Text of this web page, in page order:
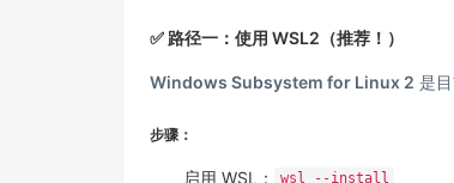
✅ 路径一：使用 WSL2（推荐！）
Windows Subsystem for Linux 2 是
步骤：
启用 WSL： wsl --install